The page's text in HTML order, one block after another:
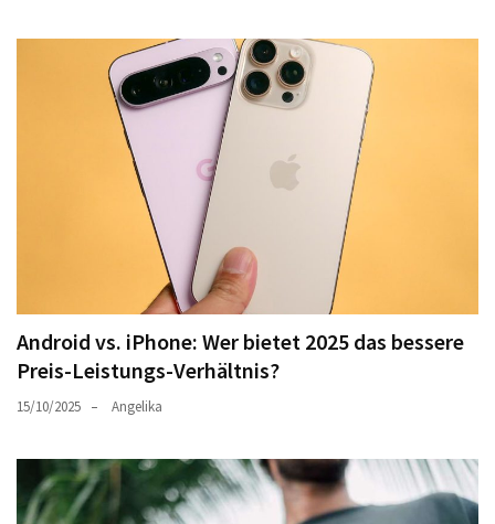
Android vs. iPhone: Wer bietet 2025 das bessere
Preis-Leistungs-Verhältnis?
15/10/2025 Angelika